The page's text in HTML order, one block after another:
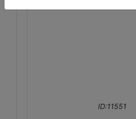
ID:11551